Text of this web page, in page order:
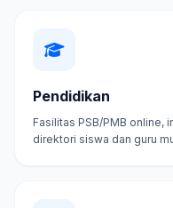
Pendidikan
Fasilitas PSB/PMB online,
direktori siswa dan guru